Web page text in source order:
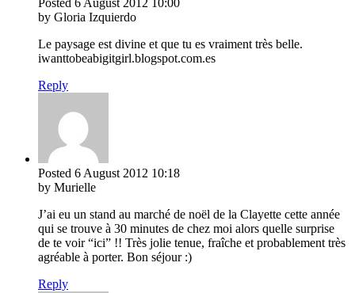
by Gloria Izquierdo
Le paysage est divine et que tu es vraiment très belle.
iwanttobeabigitgirl.blogspot.com.es
Reply
Posted 6 August 2012 10:18
by Murielle
J’ai eu un stand au marché de noël de la Clayette cette année
qui se trouve à 30 minutes de chez moi alors quelle surprise
de te voir “ici” !! Très jolie tenue, fraîche et probablement très
agréable à porter. Bon séjour :)
Reply